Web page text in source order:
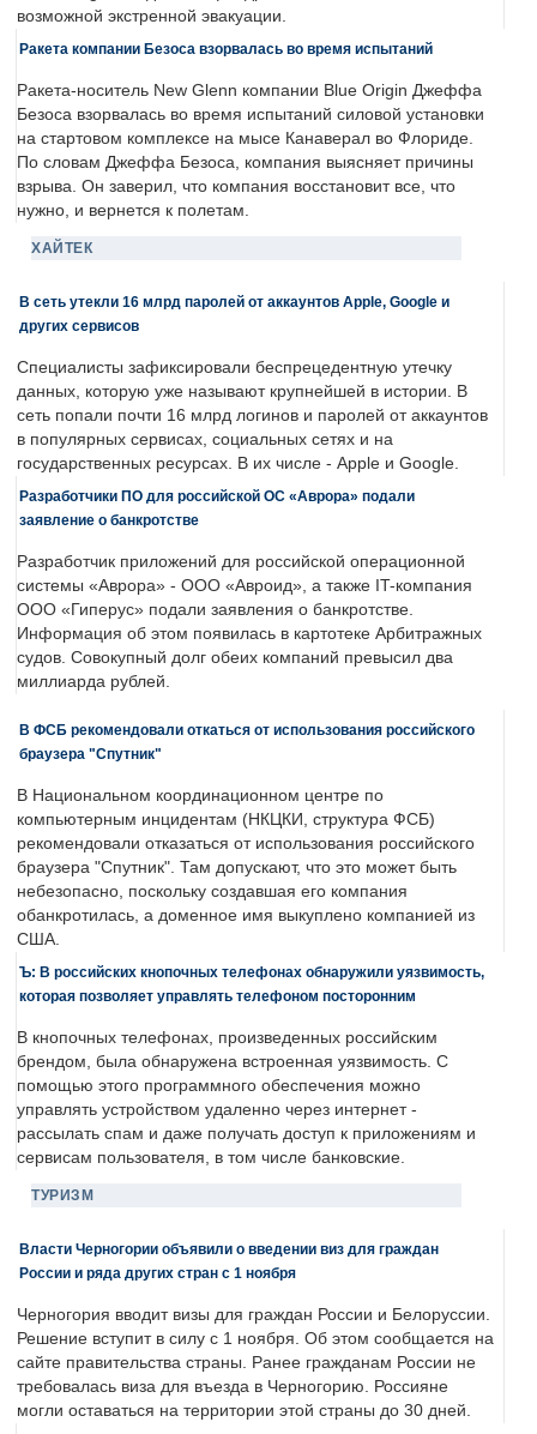
возможной экстренной эвакуации.
Ракета компании Безоса взорвалась во время испытаний
Ракета-носитель New Glenn компании Blue Origin Джеффа
Безоса взорвалась во время испытаний силовой установки
на стартовом комплексе на мысе Канаверал во Флориде.
По словам Джеффа Безоса, компания выясняет причины
взрыва. Он заверил, что компания восстановит все, что
нужно, и вернется к полетам.
ХАЙТЕК
В сеть утекли 16 млрд паролей от аккаунтов Apple, Google и
других сервисов
Специалисты зафиксировали беспрецедентную утечку
данных, которую уже называют крупнейшей в истории. В
сеть попали почти 16 млрд логинов и паролей от аккаунтов
в популярных сервисах, социальных сетях и на
государственных ресурсах. В их числе - Apple и Google.
Разработчики ПО для российской ОС «Аврора» подали
заявление о банкротстве
Разработчик приложений для российской операционной
системы «Аврора» - ООО «Авроид», а также IT-компания
ООО «Гиперус» подали заявления о банкротстве.
Информация об этом появилась в картотеке Арбитражных
судов. Совокупный долг обеих компаний превысил два
миллиарда рублей.
В ФСБ рекомендовали откаться от использования российского
браузера "Спутник"
В Национальном координационном центре по
компьютерным инцидентам (НКЦКИ, структура ФСБ)
рекомендовали отказаться от использования российского
браузера "Спутник". Там допускают, что это может быть
небезопасно, поскольку создавшая его компания
обанкротилась, а доменное имя выкуплено компанией из
США.
Ъ: В российских кнопочных телефонах обнаружили уязвимость,
которая позволяет управлять телефоном посторонним
В кнопочных телефонах, произведенных российским
брендом, была обнаружена встроенная уязвимость. С
помощью этого программного обеспечения можно
управлять устройством удаленно через интернет -
рассылать спам и даже получать доступ к приложениям и
сервисам пользователя, в том числе банковские.
ТУРИЗМ
Власти Черногории объявили о введении виз для граждан
России и ряда других стран с 1 ноября
Черногория вводит визы для граждан России и Белоруссии.
Решение вступит в силу с 1 ноября. Об этом сообщается на
сайте правительства страны. Ранее гражданам России не
требовалась виза для въезда в Черногорию. Россияне
могли оставаться на территории этой страны до 30 дней.